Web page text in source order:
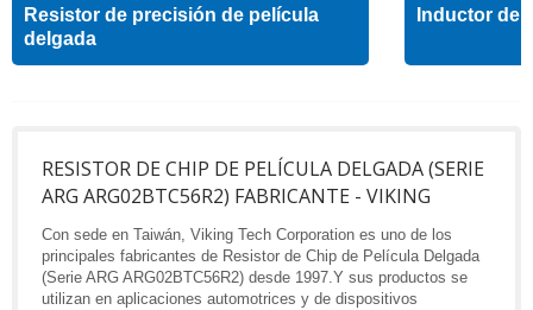
Resistor de precisión de película
delgada
Inductor de
RESISTOR DE CHIP DE PELÍCULA DELGADA (SERIE
ARG ARG02BTC56R2) FABRICANTE - VIKING
Con sede en Taiwán, Viking Tech Corporation es uno de los
principales fabricantes de Resistor de Chip de Película Delgada
(Serie ARG ARG02BTC56R2) desde 1997.Y sus productos se
utilizan en aplicaciones automotrices y de dispositivos